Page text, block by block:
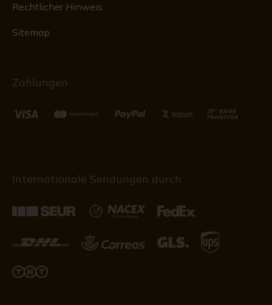
Rechtlicher Hinweis
Sitemap
Zahlungen
Internationale Sendungen durch